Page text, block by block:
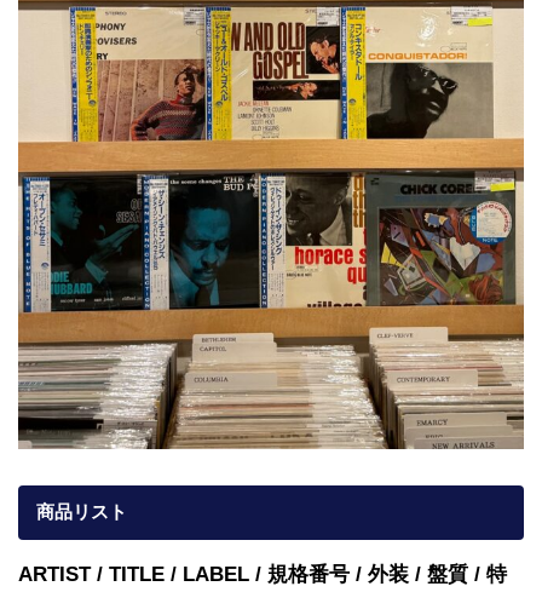
商品リスト
ARTIST / TITLE / LABEL / 規格番号 / 外装 / 盤質 / 特